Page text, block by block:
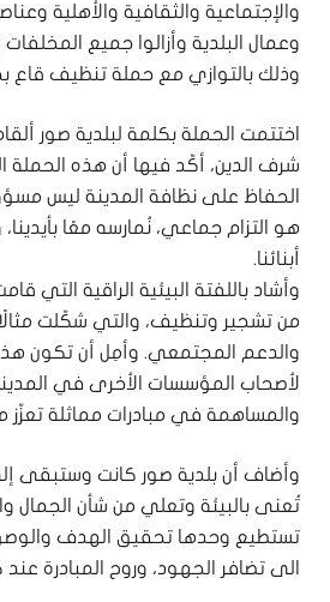
والإجتماعية والثقافية والأهلية
وعمال البلدية وأزالوا جميع المخلفات
وذلك بالتوازي مع حملة تنظيف قاع
اختتمت الحملة بكلمة لبلدية صور
شرف الدين، أكّد فيها أن هذه الحملة
الحفاظ على نظافة المدينة ليس
هو التزام جماعي، نُمارسه معًا
أبنائنا.
وأشاد باللفتة البيئية الراقية التي
من تشجير وتنظيف، والتي شكّلت
والدعم المجتمعي. وأمِل أن تكون هذه
لأصحاب المؤسسات الأخرى في
والمساهمة في مبادرات مماثلة تعزّز
وأضاف أن بلدية صور كانت وستبقى
تُعنى بالبيئة وتعلي من شأن الجمال
تستطيع وحدها تحقيق الهدف
الى تضافر الجهود، وروح المبادرة